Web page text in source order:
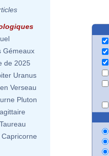
Gémeaux
de 2025
Uranus
Verseau
Pluton